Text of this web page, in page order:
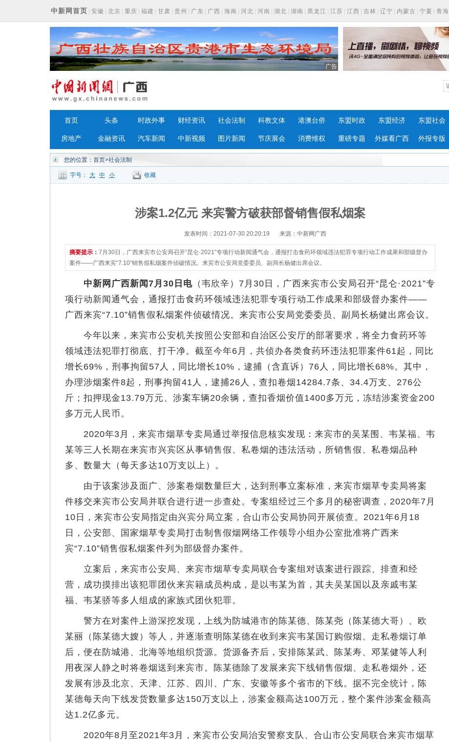
中新网首页 安徽 北京 重庆 福建 甘肃 贵州 广东 广西 海南 河北 河南 湖北 湖南 黑龙江 江苏 江西 吉林 辽宁 内蒙古 宁夏 青海
广告
首页 头条 时政外事 财经资讯 社会法制 科教文体 港澳台侨 东盟时政 东盟经济 东盟社会
房地产 金融资讯 汽车新闻 中新视频 图片新闻 节庆展会 消费维权 重磅专题 外媒看广西 外报专版
您的位置： 首页>社会法制
字号： 大 中 小 收藏
涉案1.2亿元 来宾警方破获部督销售假私烟案
发表时间：2021-07-30 20:20:19 来源：中新网广西
摘要提示： 7月30日，广西来宾市公安局召开“昆仑·2021”专项行动新闻通气会，通报打击食药环领域违法犯罪专项行动工作成果和部级督办
案件——广西来宾“7.10”销售假私烟案件侦破情况。来宾市公安局党委委员、副局长杨健出席会议。
中新网广西新闻7月30日电 （韦欣辛）7月30日，广西来宾市公安局召开“昆仑·2021”专
项行动新闻通气会，通报打击食药环领域违法犯罪专项行动工作成果和部级督办案件——
广西来宾“7.10”销售假私烟案件侦破情况。来宾市公安局党委委员、副局长杨健出席会议。
今年以来，来宾市公安机关按照公安部和自治区公安厅的部署要求，将全力食药环等
领域违法犯罪打彻底、打干净。截至今年6月，共侦办各类食药环违法犯罪案件61起，同比
增长69%，刑事拘留57人，同比增长10%，逮捕（含直诉）76人，同比增长68%。其中，
办理涉烟案件8起，刑事拘留41人，逮捕26人，查扣卷烟14284.7条、34.4万支、276公
斤；扣押现金13.79万元、涉案车辆20余辆，查扣香烟价值1400多万元，冻结涉案资金200
多万元人民币。
2020年3月，来宾市烟草专卖局通过举报信息核实发现：来宾市的吴某围、韦某福、韦
某等三人长期在来宾市兴宾区从事销售假、私卷烟的违法活动，所销售假、私卷烟品种
多、数量大（每天多达10万支以上）。
由于该案涉及面广、涉案卷烟数量巨大，达到刑事立案标准，来宾市烟草专卖局将案
件移交来宾市公安局并联合进行进一步查处。专案组经过三个多月的秘密调查，2020年7月
10日，来宾市公安局指定由兴宾分局立案，合山市公安局协同开展侦查。2021年6月18
日，公安部、国家烟草专卖局打击制售假烟网络工作领导小组办公室批准将广西来
宾“7.10”销售假私烟案件列为部级督办案件。
立案后，来宾市公安局、来宾市烟草专卖局联合专案组对该案进行跟踪、排查和经
营，成功摸排出该犯罪团伙来宾籍成员构成，是以韦某为首，其夫吴某国以及亲戚韦某
福、韦某骄等多人组成的家族式团伙犯罪。
警方在对案件上游深挖发现，上线为防城港市的陈某德、陈某尧（陈某德大哥）、欧
某丽（陈某德大嫂）等人，并逐渐查明陈某德在收到来宾韦某国订购假烟、走私卷烟订单
后，便在防城港、北海等地组织货源。货源备齐后，安排陈某武、陈某寿、邓某健等人利
用夜深人静之时将卷烟送到来宾市。陈某德除了发展来宾下线销售假烟、走私卷烟外，还
发展有涉及北京、天津、江苏、四川、广东、安徽等多个省市的下线。据不完全统计，陈
某德每天向下线发货数量多达150万支以上，涉案金额高达100万元，整个案件涉案金额高
达1.2亿多元。
2020年8月至2021年3月，来宾市公安局治安警察支队、合山市公安局联合来宾市烟草